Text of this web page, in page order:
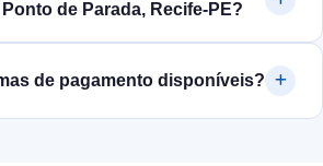
de Parada, Recife‑PE?
de pagamento disponíveis?